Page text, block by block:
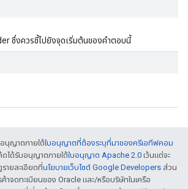
ซึ่งควรชี้ไปยังจุดเริ่มต้นของคำตอบนี้
อนุญาตภายใต้ใบอนุญาตที่ต้องระบุที่มาของครีเอทีฟคอม
ดได้รับอนุญาตภายใต้ใบอนุญาต Apache 2.0 เว้นแต่จะ
ายละเอียดที่นโยบายเว็บไซต์ Google Developers ส่วน
าจดทะเบียนของ Oracle และ/หรือบริษัทในเครือ